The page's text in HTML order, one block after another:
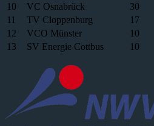
10
VC Osnabrück
30
11
TV Cloppenburg
17
12
VCO Münster
10
13
SV Energie Cottbus 10